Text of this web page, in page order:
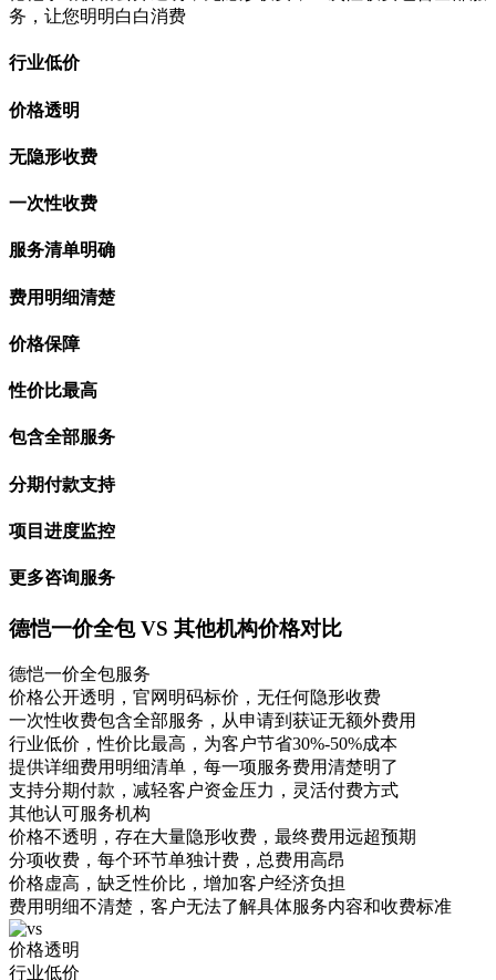
务，让您明明白白消费
行业低价
价格透明
无隐形收费
一次性收费
服务清单明确
费用明细清楚
价格保障
性价比最高
包含全部服务
分期付款支持
项目进度监控
更多咨询服务
德恺一价全包 VS 其他机构价格对比
德恺一价全包服务
价格公开透明，官网明码标价，无任何隐形收费
一次性收费包含全部服务，从申请到获证无额外费用
行业低价，性价比最高，为客户节省30%-50%成本
提供详细费用明细清单，每一项服务费用清楚明了
支持分期付款，减轻客户资金压力，灵活付费方式
其他认可服务机构
价格不透明，存在大量隐形收费，最终费用远超预期
分项收费，每个环节单独计费，总费用高昂
价格虚高，缺乏性价比，增加客户经济负担
费用明细不清楚，客户无法了解具体服务内容和收费标准
价格透明
行业低价